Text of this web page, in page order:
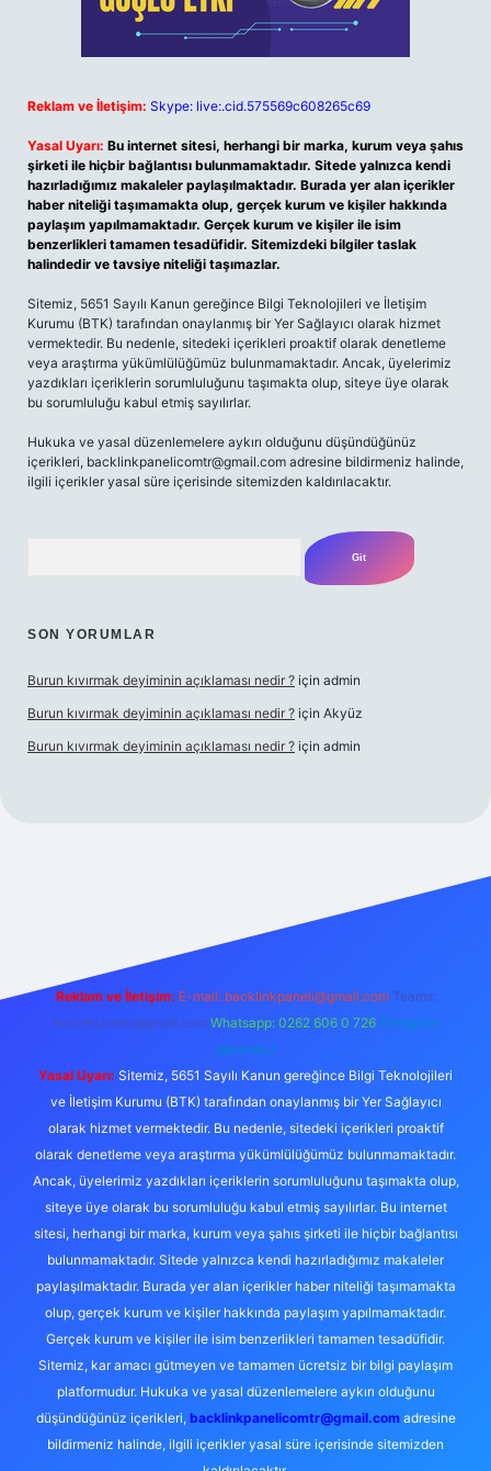
Reklam ve İletişim: Skype: live:.cid.575569c608265c69
Yasal Uyarı: Bu internet sitesi, herhangi bir marka, kurum veya şahıs
şirketi ile hiçbir bağlantısı bulunmamaktadır. Sitede yalnızca kendi
hazırladığımız makaleler paylaşılmaktadır. Burada yer alan içerikler
haber niteliği taşımamakta olup, gerçek kurum ve kişiler hakkında
paylaşım yapılmamaktadır. Gerçek kurum ve kişiler ile isim
benzerlikleri tamamen tesadüfidir. Sitemizdeki bilgiler taslak
halindedir ve tavsiye niteliği taşımazlar.
Sitemiz, 5651 Sayılı Kanun gereğince Bilgi Teknolojileri ve İletişim
Kurumu (BTK) tarafından onaylanmış bir Yer Sağlayıcı olarak hizmet
vermektedir. Bu nedenle, sitedeki içerikleri proaktif olarak denetleme
veya araştırma yükümlülüğümüz bulunmamaktadır. Ancak, üyelerimiz
yazdıkları içeriklerin sorumluluğunu taşımakta olup, siteye üye olarak
bu sorumluluğu kabul etmiş sayılırlar.
Hukuka ve yasal düzenlemelere aykırı olduğunu düşündüğünüz
içerikleri, backlinkpanelicomtr@gmail.com adresine bildirmeniz halinde,
ilgili içerikler yasal süre içerisinde sitemizden kaldırılacaktır.
SON YORUMLAR
Burun kıvırmak deyiminin açıklaması nedir ? için admin
Burun kıvırmak deyiminin açıklaması nedir ? için Akyüz
Burun kıvırmak deyiminin açıklaması nedir ? için admin
Reklam ve İletişim: E-mail: backlinkpaneli@gmail.com Teams:
forumhizmeti@gmail.com Whatsapp: 0262 606 0 726 Telegram:
@karabul
Yasal Uyarı: Sitemiz, 5651 Sayılı Kanun gereğince Bilgi Teknolojileri
ve İletişim Kurumu (BTK) tarafından onaylanmış bir Yer Sağlayıcı
olarak hizmet vermektedir. Bu nedenle, sitedeki içerikleri proaktif
olarak denetleme veya araştırma yükümlülüğümüz bulunmamaktadır.
Ancak, üyelerimiz yazdıkları içeriklerin sorumluluğunu taşımakta olup,
siteye üye olarak bu sorumluluğu kabul etmiş sayılırlar. Bu internet
sitesi, herhangi bir marka, kurum veya şahıs şirketi ile hiçbir bağlantısı
bulunmamaktadır. Sitede yalnızca kendi hazırladığımız makaleler
paylaşılmaktadır. Burada yer alan içerikler haber niteliği taşımamakta
olup, gerçek kurum ve kişiler hakkında paylaşım yapılmamaktadır.
Gerçek kurum ve kişiler ile isim benzerlikleri tamamen tesadüfidir.
Sitemiz, kar amacı gütmeyen ve tamamen ücretsiz bir bilgi paylaşım
platformudur. Hukuka ve yasal düzenlemelere aykırı olduğunu
düşündüğünüz içerikleri, backlinkpanelicomtr@gmail.comadresine
bildirmeniz halinde, ilgili içerikler yasal süre içerisinde sitemizden